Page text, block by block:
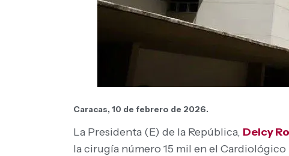
Caracas, 10 de febrero de 2026.
La Presidenta (E) de la República, Delcy
la cirugía número 15 mil en el